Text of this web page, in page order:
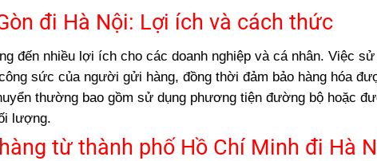
đi Hà Nội: Lợi ích và cách thức
đến nhiều lợi ích cho các doanh nghiệp và cá nhân. Việc sử
sức của người gửi hàng, đồng thời đảm bảo hàng hóa
thường bao gồm sử dụng phương tiện đường bộ hoặc
lượng.
từ thành phố Hồ Chí Minh đi Hà